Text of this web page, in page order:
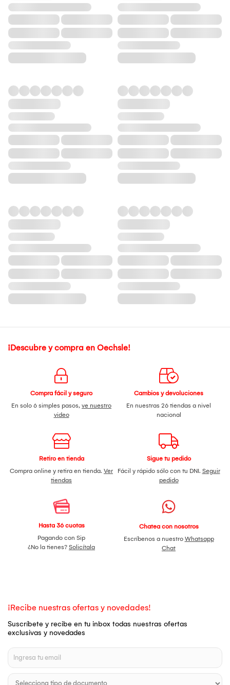
¡Descubre y compra en Oechsle!
Compra fácil y seguro
En solo 6 simples pasos, ve nuestro
video
Cambios y devoluciones
En nuestras 26 tiendas a nivel
nacional
Retiro en tienda
Compra online y retira en tienda. Ver
tiendas
Sigue tu pedido
Fácil y rápido sólo con tu DNI. Seguir
pedido
Hasta 36 cuotas
Pagando con Sip
¿No la tienes? Solicítala
Chatea con nosotros
Escríbenos a nuestro Whatsapp
Chat
¡Recibe nuestras ofertas y novedades!
Suscríbete y recibe en tu inbox todas nuestras ofertas
exclusivas y novedades